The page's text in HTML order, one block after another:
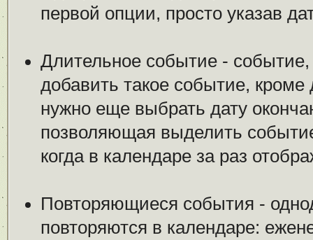
первой опции, просто указав
Длительное событие -
добавить такое событие,
нужно еще выбрать дату
позволяющая выделить
когда в календаре за раз
Повторяющиеся события -
повторяются в календаре: